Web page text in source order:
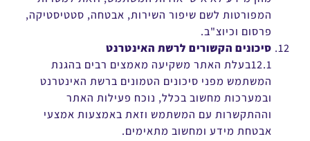
המפורטות לשם שיפור השירות, אבטחה, סטטיסטיקה,
פרסום וכיוצ"ב.
סיכונים הקשורים לרשת האינטרנט
12.1בעלת האתר משקיעה מאמצים רבים בהגנת
המשתמש מפני סיכונים הטמונים ברשת האינטרנט
ובמערכות מחשוב בכלל, נוכח פעילות האתר
וההתקשרות עם המשתמש וזאת באמצעות אמצעי
אבטחת מידע ומחשוב מתאימים.